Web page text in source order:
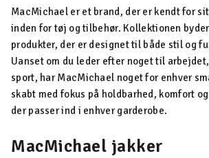
MacMichael er et brand, der er kendt for
inden for tøj og tilbehør. Kollektionen
produkter, der er designet til både stil og
Uanset om du leder efter noget til
sport, har MacMichael noget for enhver
skabt med fokus på holdbarhed, komfort
der passer ind i enhver garderobe.
MacMichael jakker